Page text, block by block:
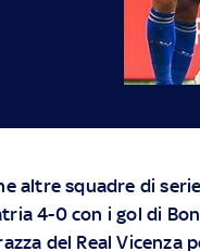
altre squadre di
4-0 con i gol di
del Real Vicenza